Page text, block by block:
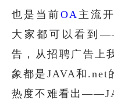
软
也是当前OA 主流
大家都可以看到
告，从招聘广告上
象都是JAVA和.net
热度不难看出